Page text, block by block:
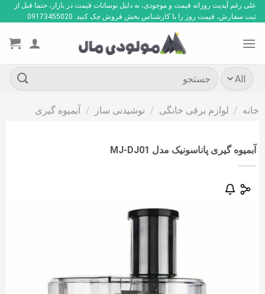
Skip
to
علی رغم آپدیت روزانه قیمت و موجودی، به دلیل نوسانات قیمت در بازار، حتما قبل از
ثبت سفارش، قیمت روز را با کارشناس بخش فروش چک کنید. 09173455020
جستجو
برای:
خانه / لوازم برقی خانگی / نوشیدنی ساز / آبمیوه گیری
آبمیوه گیری پاناسونیک مدل MJ-DJ01